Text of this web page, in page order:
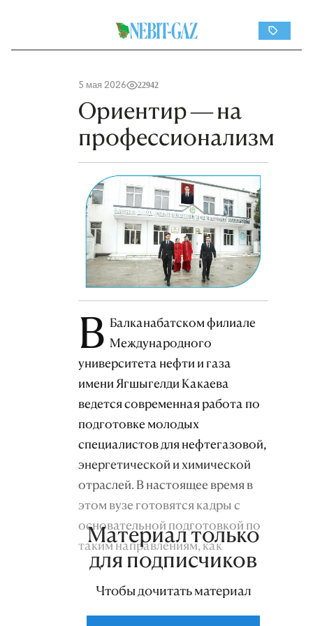
5 мая 2026 22942
Ориентир — на
профессионализм
В Балканабатском филиале
Международного
университета нефти и газа
имени Ягшыгелди Какаева
ведется современная работа по
подготовке молодых
специалистов для нефтегазовой,
энергетической и химической
отраслей. В настоящее время в
этом вузе готовятся кадры с
основательной подготовкой по
таким направлениям, как
геология нефти и газа,
геофизические методы поиска и
Материал только
для подписчиков
Чтобы дочитать материал